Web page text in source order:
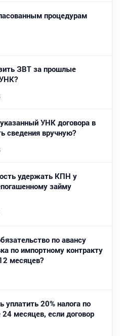
процедурам
ЗВТ за прошлые
УНК договора в
сведения вручную?
удержать КПН у
займу
по авансу
по импортному контракту
месяцев?
уплатить 20% налога по
месяцев, если договор